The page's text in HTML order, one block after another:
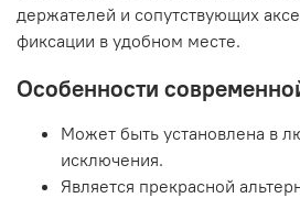
держателей и сопутствующих
фиксации в удобном месте.
Особенности
Может быть установлена в
исключения.
Является прекрасной